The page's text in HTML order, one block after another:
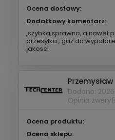
Ocena dostawy:
Dodatkowy komentarz:
,szybka,sprawna, a nawet
przesylka , gaz do
jakosci
Przemysław
Dodano:
Opinia
Ocena produktu:
Ocena sklepu: